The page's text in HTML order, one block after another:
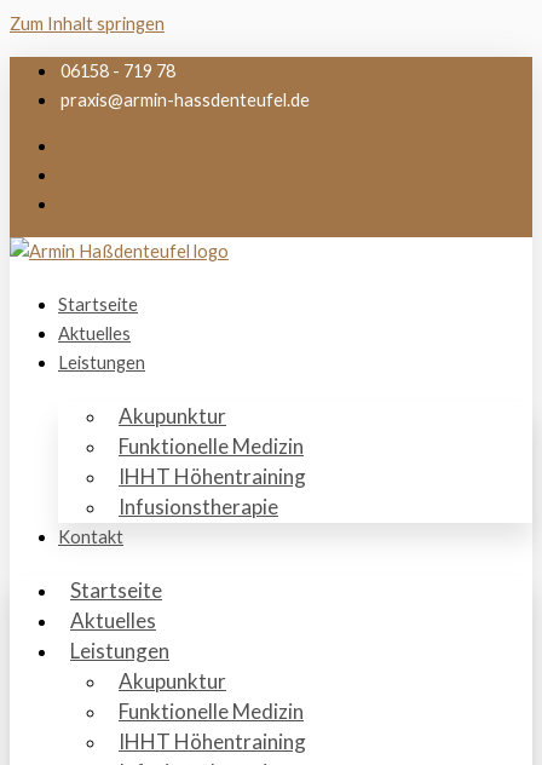
Zum Inhalt springen
06158 - 719 78
praxis@armin-hassdenteufel.de
Startseite
Aktuelles
Leistungen
Akupunktur
Funktionelle Medizin
IHHT Höhentraining
Infusionstherapie
Kontakt
Startseite
Aktuelles
Leistungen
Akupunktur
Funktionelle Medizin
IHHT Höhentraining